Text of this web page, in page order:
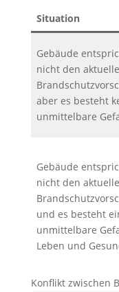
Situation
Gebäude
nicht den
aber es besteht
unmittelbare
Gebäude
nicht den
und es besteht
unmittelbare
Leben und
Konflikt zwischen